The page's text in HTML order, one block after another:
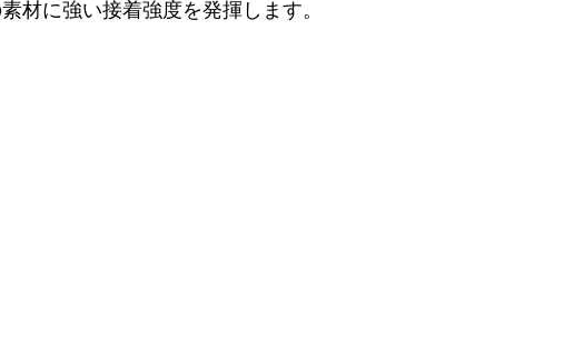
材に強い接着強度を発揮します。